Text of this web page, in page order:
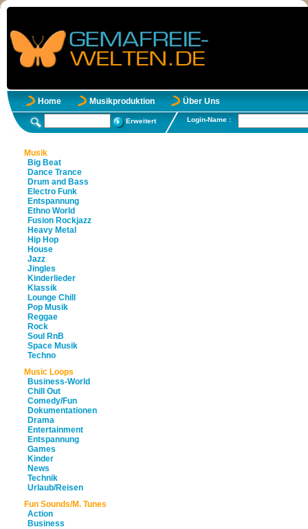
Home Musikproduktion Über Uns
Erweitert Login-Name :
Musik
Big Beat
Dance Trance
Drum and Bass
Electro Funk
Entspannung
Ethno World
Fusion Rockjazz
Heavy Metal
Hip Hop
House
Jazz
Jingles
Kinderlieder
Klassik
Lounge Chill
Pop Musik
Reggae
Rock
Soul RnB
Space Musik
Techno
Music Loops
Business-World
Chill Out
Comedy/Fun
Dokumentationen
Drama
Entertainment
Entspannung
Games
Kinder
News
Technik
Urlaub/Reisen
Fun Sounds/M. Tunes
Action
Business